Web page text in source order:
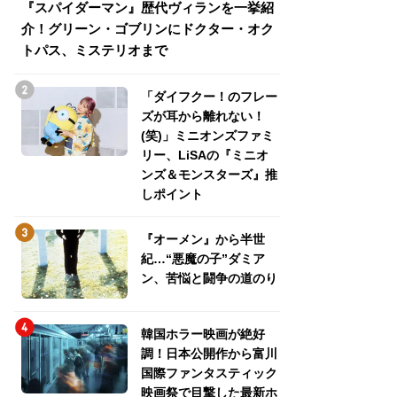
『スパイダーマン』歴代ヴィランを一挙紹
介！グリーン・ゴブリンにドクター・オク
トパス、ミステリオまで
「ダイフクー！のフレー
ズが耳から離れない！
(笑)」ミニオンズファミ
リー、LiSAの『ミニオ
ンズ＆モンスターズ』推
しポイント
『オーメン』から半世
紀…“悪魔の子”ダミア
ン、苦悩と闘争の道のり
韓国ホラー映画が絶好
調！日本公開作から富川
国際ファンタスティック
映画祭で目撃した最新ホ